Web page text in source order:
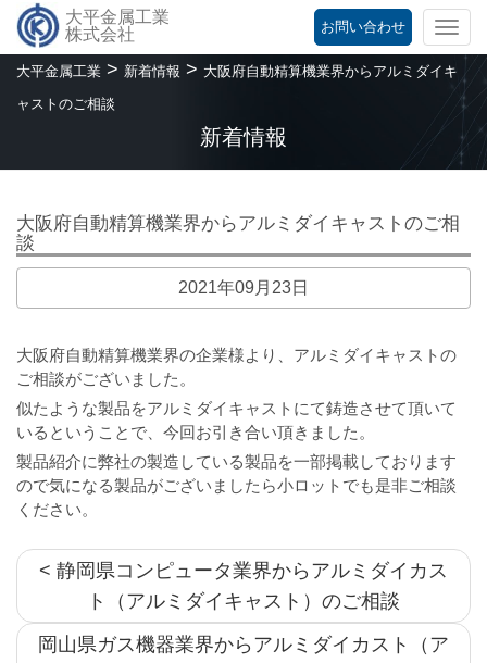
お問い合わせ
大平金属工業
株式会社
大平金属工業 > 新着情報 > 大阪府自動精算機業界からアルミダイキ
ャストのご相談
新着情報
大阪府自動精算機業界からアルミダイキャストのご相
談
2021年09月23日
大阪府自動精算機業界の企業様より、アルミダイキャストの
ご相談がございました。
似たような製品をアルミダイキャストにて鋳造させて頂いて
いるということで、今回お引き合い頂きました。
製品紹介に弊社の製造している製品を一部掲載しております
ので気になる製品がございましたら小ロットでも是非ご相談
ください。
< 静岡県コンピュータ業界からアルミダイカス
ト（アルミダイキャスト）のご相談
岡山県ガス機器業界からアルミダイカスト（ア